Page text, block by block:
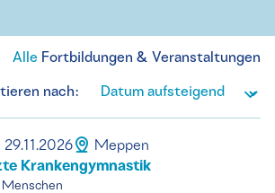
Alle Fortbildungen & Veranstaltungen
nach:
29.11.2026 Meppen
Krankengymnastik